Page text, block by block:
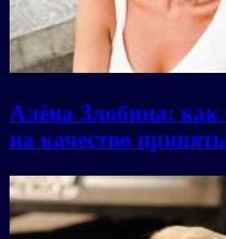
Алёна Злобина:
на качество